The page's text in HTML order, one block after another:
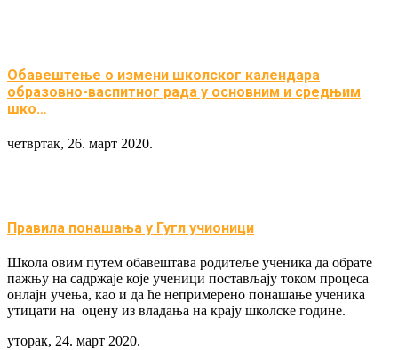
Обавештење о измени школског календара
образовно-васпитног рада у основним и средњим
шко…
четвртак, 26. март 2020.
Правила понашања у Гугл учионици
Школа овим путем обавештава родитеље ученика да обрате
пажњу на садржаје које ученици постављају током процеса
онлајн учења, као и да ће непримерено понашање ученика
утицати на оцену из владања на крају школске године.
уторак, 24. март 2020.